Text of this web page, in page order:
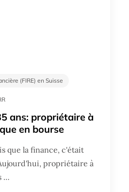
(FIRE) en Suisse
ans: propriétaire à
en bourse
que la finance, c'était
propriétaire à
…